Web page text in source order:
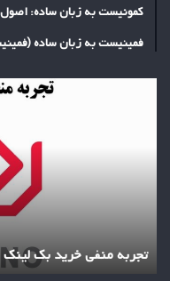
کمونیست به زبان ساده:
فمینیست به زبان ساده
تجربه منفی خرید بک لینک